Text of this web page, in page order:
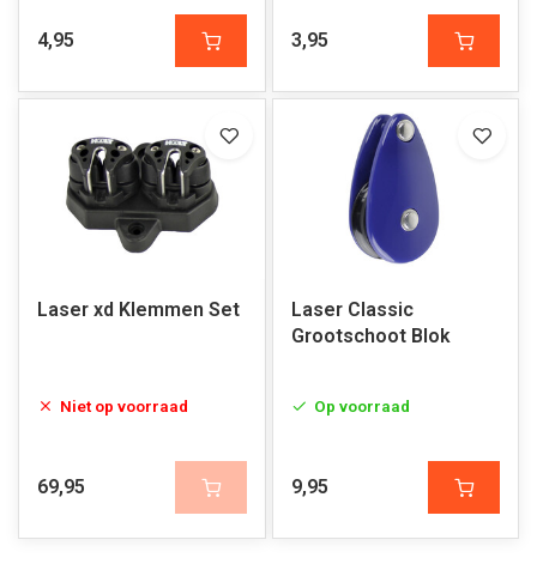
4,95 3,95
Laser xd Klemmen Set
Niet op voorraad
69,95
Laser Classic
Grootschoot Blok
Op voorraad
9,95